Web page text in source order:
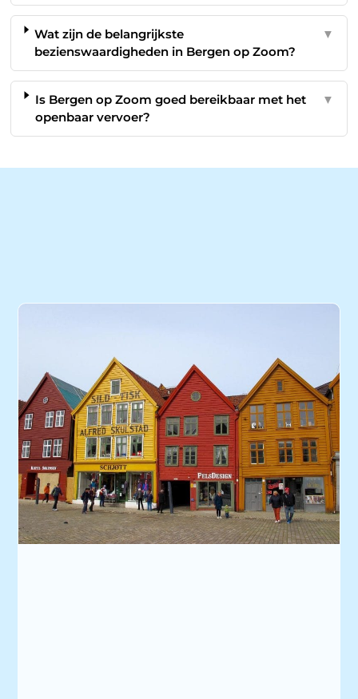
Wat zijn de belangrijkste
bezienswaardigheden in Bergen op Zoom?
▼
Is Bergen op Zoom goed bereikbaar met het
openbaar vervoer?
▼